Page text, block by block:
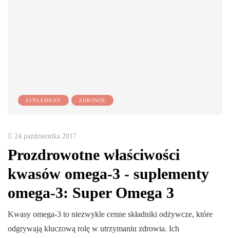
SUPLEMENY ZDROWIE
24 października 2017
Prozdrowotne właściwości
kwasów omega-3 - suplementy
omega-3: Super Omega 3
Kwasy omega-3 to niezwykle cenne składniki odżywcze, które
odgrywają kluczową rolę w utrzymaniu zdrowia. Ich